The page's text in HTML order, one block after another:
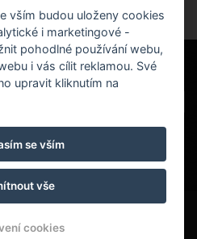
nad
Naši partneři
Projekt EU
vším budou uloženy cookies
i marketingové -
pohodlné používání webu,
i vás cílit reklamou. Své
upravit kliknutím na
se vším
vše
cookies